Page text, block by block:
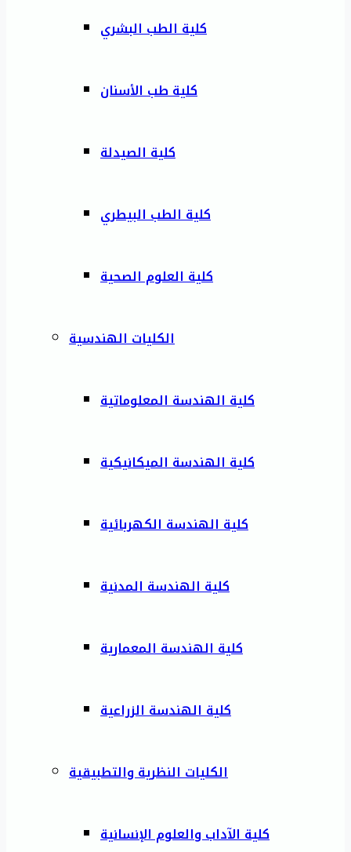
كلية الطب البشري
كلية طب الأسنان
كلية الصيدلة
كلية الطب البيطري
كلية العلوم الصحية
الكليات الهندسية
كلية الهندسة المعلوماتية
كلية الهندسة الميكانيكية
كلية الهندسة الكهربائية
كلية الهندسة المدنية
كلية الهندسة المعمارية
كلية الهندسة الزراعية
الكليات النظرية والتطبيقية
كلية الآداب والعلوم الإنسانية